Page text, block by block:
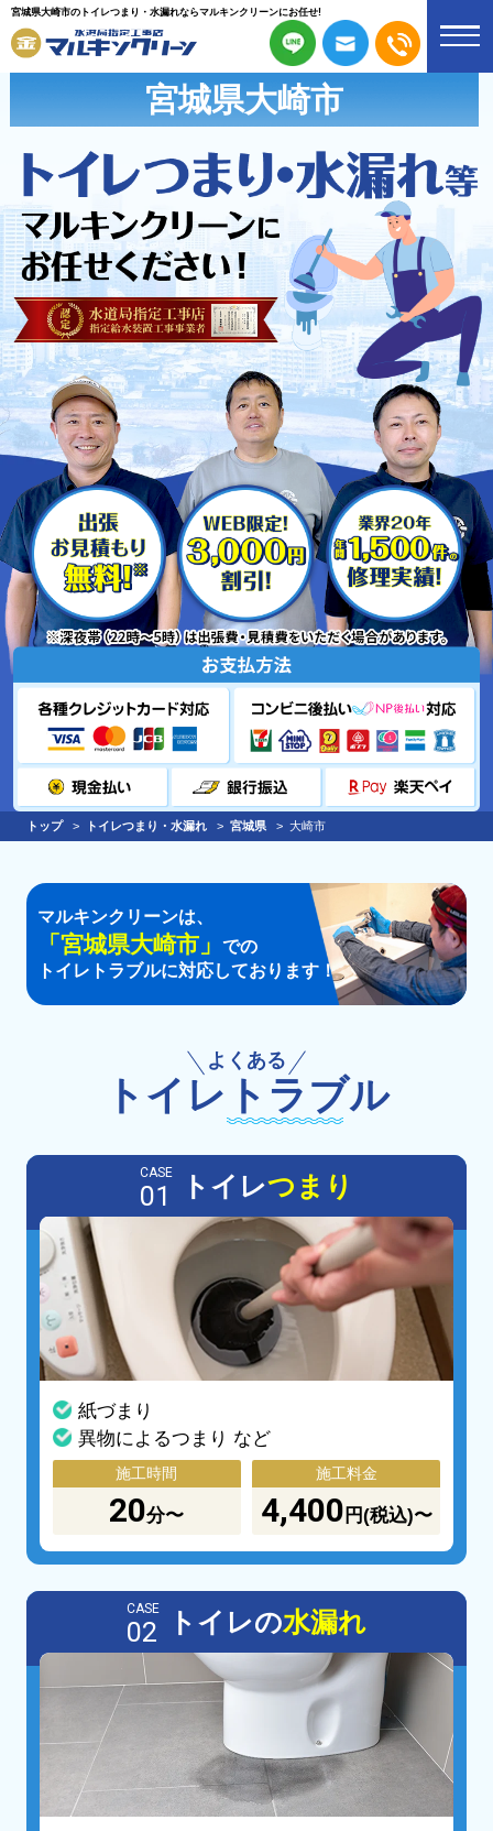
宮城県大崎市のトイレつまり・水漏れならマルキンクリーンにお任せ!
宮城県大崎市
トップ トイレつまり・水漏れ 宮城県 大崎市
マルキンクリーンは、
「宮城県大崎市 」での
トイレトラブルに対応しております！
よくある
トイレ トラブル
CASE
01 トイレつまり
紙づまり
異物によるつまり など
施工時間
20分〜
施工料金
4,400 円(税込)〜
CASE
02 トイレの水漏れ